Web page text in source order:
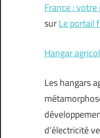
France :
surLe portail
Hangar
Les hangars
d’électricité